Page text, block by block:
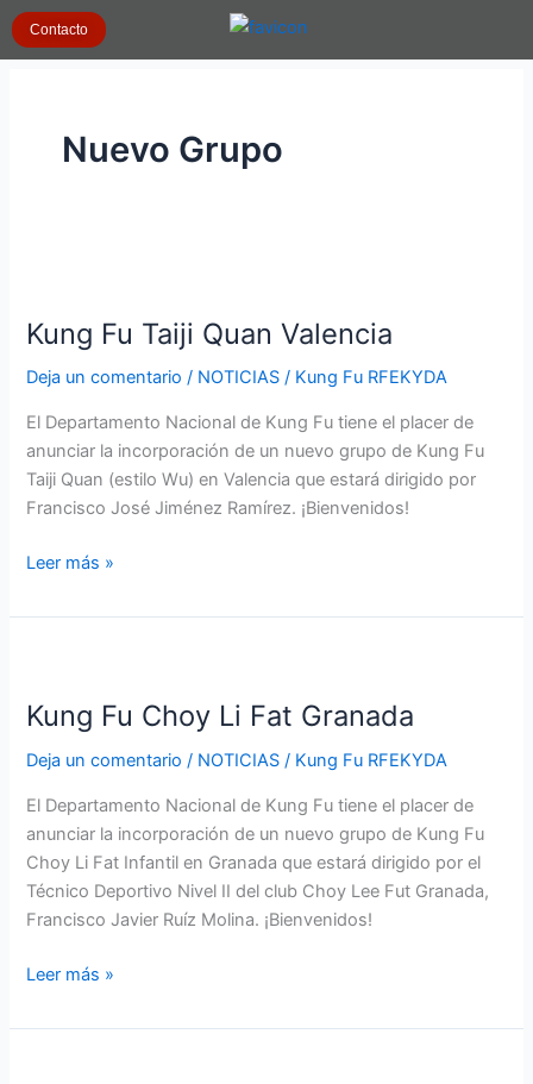
Contacto
Nuevo Grupo
Kung Fu Taiji Quan Valencia
Deja un comentario / NOTICIAS / Kung Fu RFEKYDA
El Departamento Nacional de Kung Fu tiene el placer de
anunciar la incorporación de un nuevo grupo de Kung Fu
Taiji Quan (estilo Wu) en Valencia que estará dirigido por
Francisco José Jiménez Ramírez. ¡Bienvenidos!
Taiji
Valencia
Leer más »
Kung Fu Choy Li Fat Granada
Deja un comentario / NOTICIAS / Kung Fu RFEKYDA
El Departamento Nacional de Kung Fu tiene el placer de
anunciar la incorporación de un nuevo grupo de Kung Fu
Choy Li Fat Infantil en Granada que estará dirigido por el
Técnico Deportivo Nivel II del club Choy Lee Fut Granada,
Francisco Javier Ruíz Molina. ¡Bienvenidos!
Choy
Fat
Granada
Leer más »